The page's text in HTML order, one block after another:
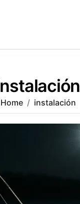
Home instalación